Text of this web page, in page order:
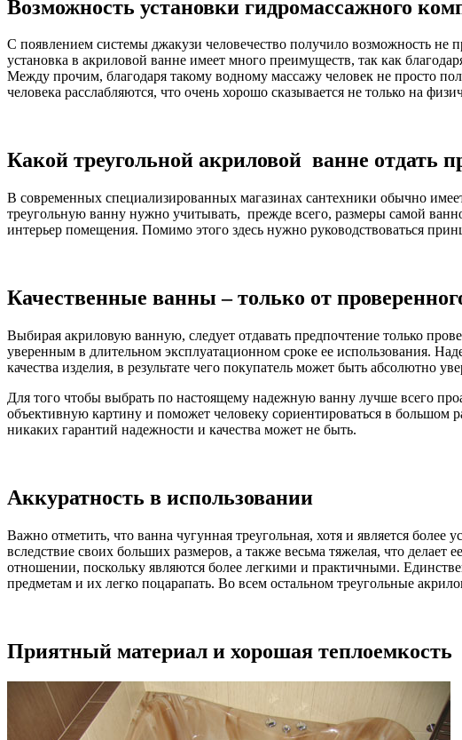
Возможность установки гидромассажного
С появлением системы джакузи человечество получило возможность не
установка в акриловой ванне имеет много преимуществ, так как
Между прочим, благодаря такому водному массажу человек не просто
человека расслабляются, что очень хорошо сказывается не только на
Какой треугольной акриловой ванне отдать
В современных специализированных магазинах сантехники обычно
треугольную ванну нужно учитывать, прежде всего, размеры самой
интерьер помещения. Помимо этого здесь нужно руководствоваться
Качественные ванны – только от
Выбирая акриловую ванную, следует отдавать предпочтение только
уверенным в длительном эксплуатационном сроке ее использования.
качества изделия, в результате чего покупатель может быть абсолютно
Для того чтобы выбрать по настоящему надежную ванну лучше всего
объективную картину и поможет человеку сориентироваться в большом
никаких гарантий надежности и качества может не быть.
Аккуратность в использовании
Важно отметить, что ванна чугунная треугольная, хотя и является
вследствие своих больших размеров, а также весьма тяжелая, что
отношении, поскольку являются более легкими и практичными.
предметам и их легко поцарапать. Во всем остальном треугольные
Приятный материал и хорошая теплоемкость